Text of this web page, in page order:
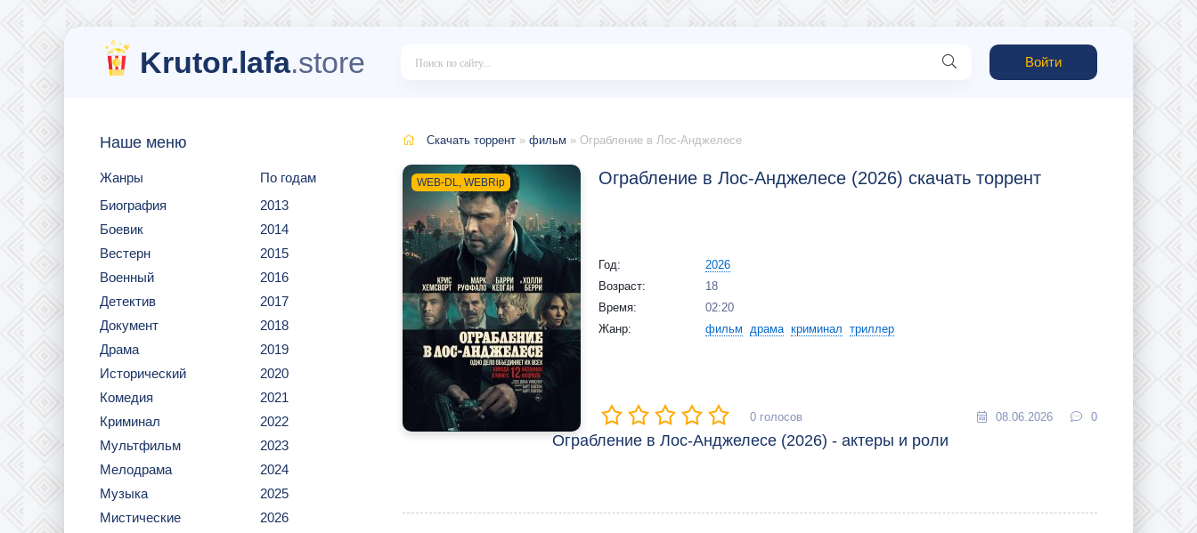
Krutor.lafa.store Войти
Наше меню
Жанры
Биография
Боевик
Вестерн
Военный
Детектив
Документ
Драма
Исторический
Комедия
Криминал
Мультфильм
Мелодрама
Музыка
Мистические
По годам
2013
2014
2015
2016
2017
2018
2019
2020
2021
2022
2023
2024
2025
2026
Скачать торрент » фильм » Ограбление в Лос-Анджелесе
WEB-DL, WEBRip Ограбление в Лос-Анджелесе (2026) скачать торрент
Год:
2026
Возраст:
18
Время:
02:20
Жанр:
фильм драма криминал триллер
0 голосов 08.06.2026 0
Ограбление в Лос-Анджелесе (2026) - актеры и роли